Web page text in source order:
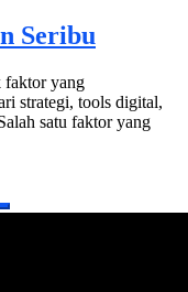
Seribu
faktor yang
strategi, tools digital,
satu faktor yang